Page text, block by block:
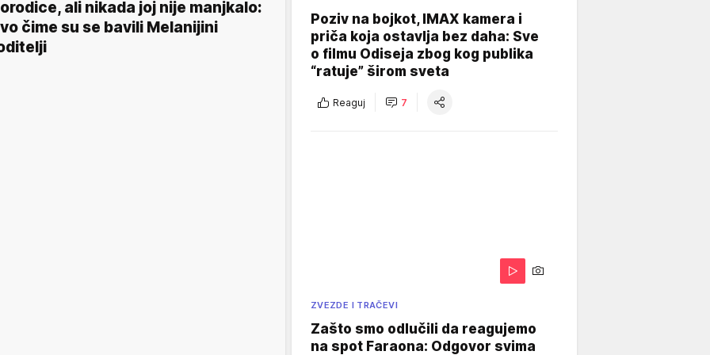
ali nikada joj nije manjkalo:
čime su se bavili Melanijini
Poziv na bojkot, IMAX kamera i
priča koja ostavlja bez daha: Sve
o filmu Odiseja zbog kog publika
“ratuje” širom sveta
Reaguj 7
ZVEZDE I TRAČEVI
Zašto smo odlučili da reagujemo
na spot Faraona: Odgovor svima